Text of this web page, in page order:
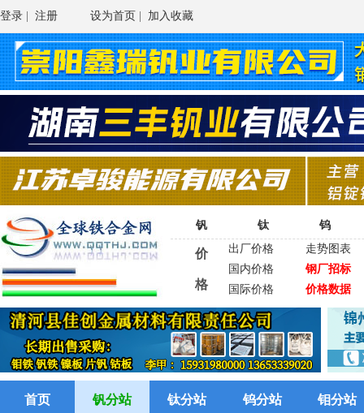
登录 注册 设为首页 加入收藏
钒 钛 钨
价
格
出厂价格
走势图表
国内价格
钢厂招标
国际价格
价格数据
首页 钒分站 钛分站 钨分站 钼分站